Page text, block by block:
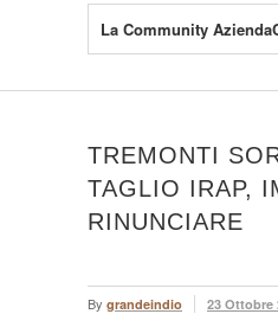
La Community
TREMONTI
TAGLIO IRAP,
RINUNCIARE
By grandeindio 23 Ottobre